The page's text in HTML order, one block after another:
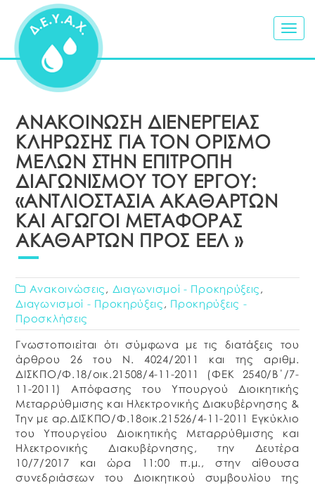
ΑΝΑΚΟΙΝΩΣΗ ΔΙΕΝΕΡΓΕΙΑΣ
ΚΛΗΡΩΣΗΣ ΓΙΑ ΤΟΝ ΟΡΙΣΜΟ
ΜΕΛΩΝ ΣΤΗΝ ΕΠΙΤΡΟΠΗ
ΔΙΑΓΩΝΙΣΜΟΥ ΤΟΥ ΕΡΓΟΥ:
«ΑΝΤΛΙΟΣΤΑΣΙΑ ΑΚΑΘΑΡΤΩΝ
ΚΑΙ ΑΓΩΓΟΙ ΜΕΤΑΦΟΡΑΣ
ΑΚΑΘΑΡΤΩΝ ΠΡΟΣ ΕΕΛ »
Ανακοινώσεις , Διαγωνισμοί - Προκηρύξεις ,
Διαγωνισμοί - Προκηρύξεις , Προκηρύξεις -
Προσκλήσεις
Γνωστοποιείται ότι σύμφωνα με τις διατάξεις του
άρθρου 26 του Ν. 4024/2011 και της αριθμ.
ΔΙΣΚΠΟ/Φ.18/οικ.21508/4-11-2011 (ΦΕΚ 2540/Β΄/7-
11-2011) Απόφασης του Υπουργού Διοικητικής
Μεταρρύθμισης και Ηλεκτρονικής Διακυβέρνησης &
Την με αρ.ΔΙΣΚΠΟ/Φ.18οικ.21526/4-11-2011 Εγκύκλιο
του Υπουργείου Διοικητικής Μεταρρύθμισης και
Ηλεκτρονικής Διακυβέρνησης, την Δευτέρα
10/7/2017 και ώρα 11:00 π.μ., στην αίθουσα
συνεδριάσεων του Διοικητικού συμβουλίου της